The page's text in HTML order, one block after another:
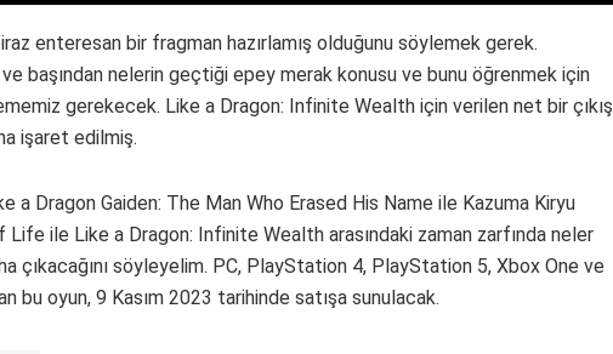
enteresan bir fragman hazırlamış olduğunu söylemek gerek.
başından nelerin geçtiği epey merak konusu ve bunu öğrenmek için
gerekecek. Like a Dragon: Infinite Wealth için verilen net bir çıkış
işaret edilmiş.
a Dragon Gaiden: The Man Who Erased His Name ile Kazuma Kiryu
Life ile Like a Dragon: Infinite Wealth arasındaki zaman zarfında neler
çıkacağını söyleyelim. PC, PlayStation 4, PlayStation 5, Xbox One ve
bu oyun, 9 Kasım 2023 tarihinde satışa sunulacak.